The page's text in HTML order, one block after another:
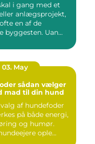
i gang med et
anlægsprojekt,
en af de
byggesten. Uan...
03. May
vælger
mad til din hund
af hundefoder
på både energi,
og humør.
ople...